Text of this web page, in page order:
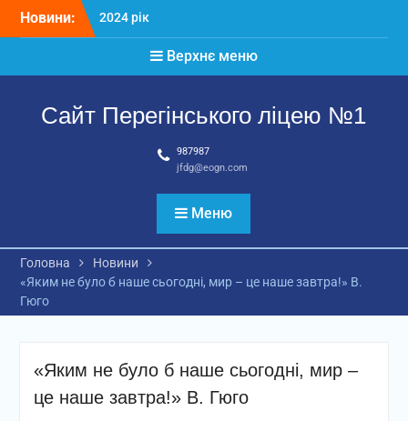
Новини:
2024 рік
Матеріали
Верхнє меню
Сайт Перегінського ліцею №1
987987
jfdg@eogn.com
Меню
Головна
Новини
«Яким не було б наше сьогодні, мир – це наше завтра!» В.
Гюго
«Яким не було б наше сьогодні, мир –
це наше завтра!» В. Гюго